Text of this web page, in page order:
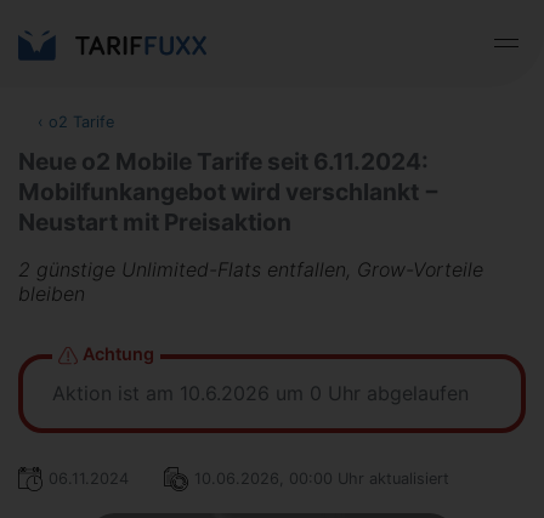
‹ o2 Tarife
Neue o2 Mobile Tarife seit 6.11.2024:
Mobilfunkangebot wird verschlankt −
Neustart mit Preisaktion
2 günstige Unlimited-Flats entfallen, Grow-Vorteile
bleiben
Achtung
Aktion ist am 10.6.2026 um 0 Uhr abgelaufen
06.11.2024 10.06.2026, 00:00 Uhr aktualisiert